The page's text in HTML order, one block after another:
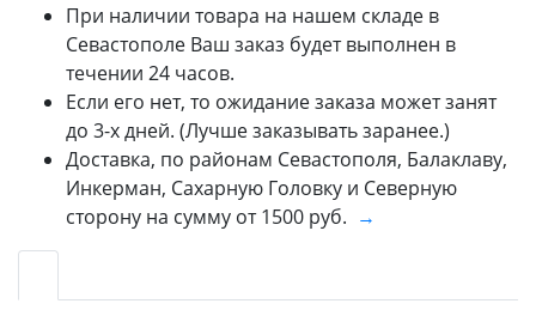
При наличии товара на нашем складе в
Севастополе Ваш заказ будет выполнен в
течении 24 часов.
Если его нет, то ожидание заказа может занят
до 3-х дней. (Лучше заказывать заранее.)
Доставка, по районам Севастополя, Балаклаву,
Инкерман, Сахарную Головку и Северную
сторону на сумму от 1500 руб. →